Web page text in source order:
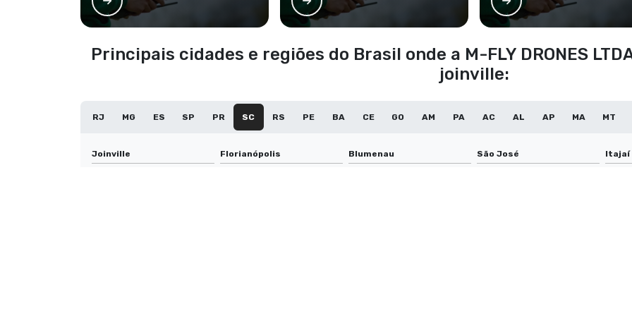
Principais cidades e regiões do Brasil onde a M-FLY DRONES
joinville:
RJ MG ES SP PR SC RS PE BA CE GO AM PA AC AL AP MA MT
Joinville Florianópolis Blumenau São José Itajaí